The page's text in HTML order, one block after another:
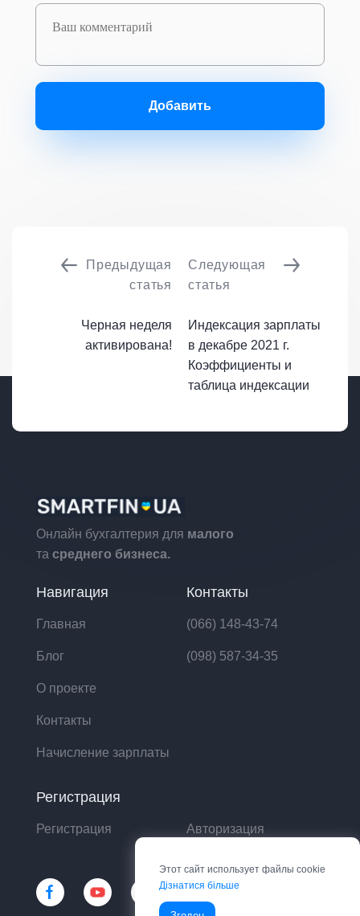
Добавить
Предыдущая
статья
Черная неделя
активирована!
Следующая
статья
Индексация зарплаты
в декабре 2021 г.
Коэффициенты и
таблица индексации
Онлайн бухгалтерия для малого
та среднего бизнеса.
Навигация
Главная
Блог
О проекте
Контакты
Начисление зарплаты
Контакты
(066) 148-43-74
(098) 587-34-35
Регистрация
Регистрация Авторизация
Этот сайт использует файлы cookie
Дізнатися більше